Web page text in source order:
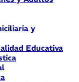
y
Educativa